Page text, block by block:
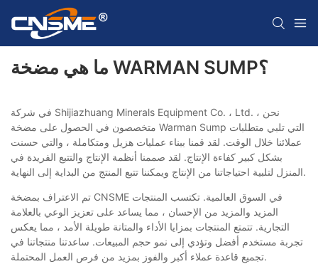
ما هي مضخة WARMAN SUMP؟
في شركة Shijiazhuang Minerals Equipment Co. ، Ltd. ، نحن
متخصصون في الحصول على مضخة Warman Sump التي تلبي متطلبات
عملائنا خلال الوقت. لقد قمنا ببناء عمليات هزيل ومتكاملة ، والتي حسنت
بشكل كبير كفاءة الإنتاج. لقد صممنا أنظمة الإنتاج والتتبع الفريدة في
المنزل لتلبية احتياجاتنا من الإنتاج ويمكننا تتبع المنتج من البداية إلى النهاية.
تم الاعتراف بمضخة CNSME في السوق العالمية. تكتسب المنتجات
المزيد والمزيد من الإحسان ، مما يساعد على تعزيز الوعي بالعلامة
التجارية. تتمتع المنتجات بمزايا الأداء والمتانة طويلة الأمد ، مما يعكس
تجربة مستخدم أفضل وتؤدي إلى نمو حجم المبيعات. ساعدتنا منتجاتنا في
تجميع قاعدة عملاء أكبر والفوز بمزيد من فرص العمل المحتملة.